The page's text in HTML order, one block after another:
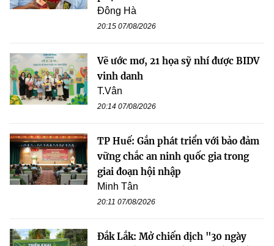
Đông Hà
20:15 07/08/2026
Vẽ ước mơ, 21 họa sỹ nhí được BIDV
vinh danh
T.Vân
20:14 07/08/2026
TP Huế: Gắn phát triển với bảo đảm
vững chắc an ninh quốc gia trong
giai đoạn hội nhập
Minh Tân
20:11 07/08/2026
Đắk Lắk: Mở chiến dịch "30 ngày